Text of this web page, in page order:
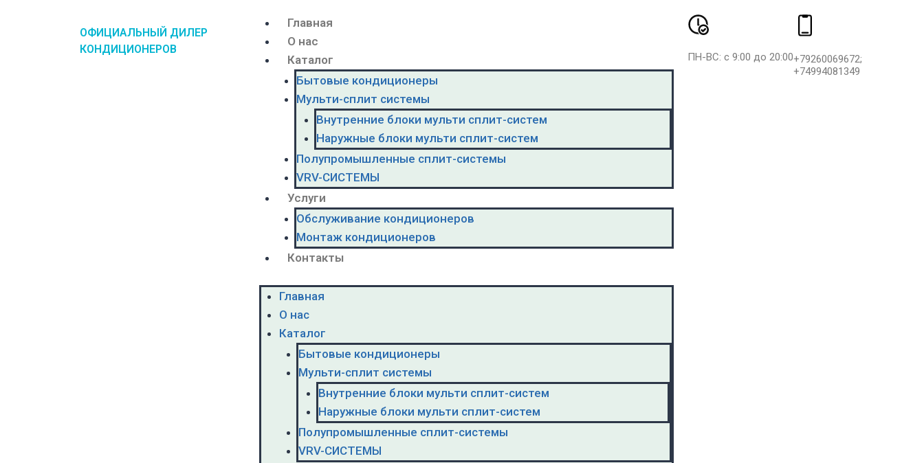
ОФИЦИАЛЬНЫЙ ДИЛЕР
КОНДИЦИОНЕРОВ
Главная
О нас
Каталог
Бытовые кондиционеры
Мульти-сплит системы
Внутренние блоки мульти сплит-систем
Наружные блоки мульти сплит-систем
Полупромышленные сплит-системы
VRV-CИСТЕМЫ
Услуги
Обслуживание кондиционеров
Монтаж кондиционеров
Контакты
Главная
О нас
Каталог
Бытовые кондиционеры
Мульти-сплит системы
Внутренние блоки мульти сплит-систем
Наружные блоки мульти сплит-систем
Полупромышленные сплит-системы
VRV-CИСТЕМЫ
ПН-ВС: с 9:00 до 20:00+79260069672;
+74994081349